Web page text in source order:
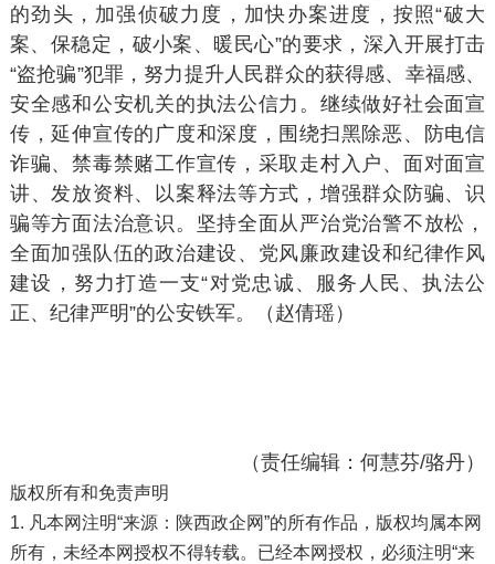
的劲头，加强侦破力度，加快办案进度，按照“破大
案、保稳定，破小案、暖民心”的要求，深入开展打击
“盗抢骗”犯罪，努力提升人民群众的获得感、幸福感、
安全感和公安机关的执法公信力。继续做好社会面宣
传，延伸宣传的广度和深度，围绕扫黑除恶、防电信
诈骗、禁毒禁赌工作宣传，采取走村入户、面对面宣
讲、发放资料、以案释法等方式，增强群众防骗、识
骗等方面法治意识。坚持全面从严治党治警不放松，
全面加强队伍的政治建设、党风廉政建设和纪律作风
建设，努力打造一支“对党忠诚、服务人民、执法公
正、纪律严明”的公安铁军。（赵倩瑶）
（责任编辑：何慧芬/骆丹）
版权所有和免责声明
1. 凡本网注明“来源：陕西政企网”的所有作品，版权均属本网
所有，未经本网授权不得转载。已经本网授权，必须注明“来